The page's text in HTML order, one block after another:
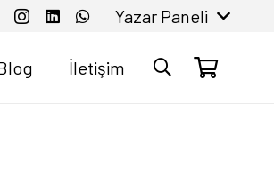
Yazar Paneli
İletişim